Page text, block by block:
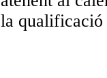
la qualificació